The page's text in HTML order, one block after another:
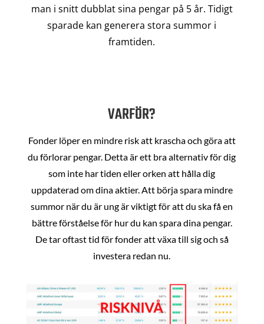
man i snitt dubblat sina pengar på 5 år. Tidigt
sparade kan generera stora summor i
framtiden.
VARFÖR?
Fonder löper en mindre risk att krascha och göra att
du förlorar pengar. Detta är ett bra alternativ för dig
som inte har tiden eller orken att hålla dig
uppdaterad om dina aktier. Att börja spara mindre
summor när du är ung är viktigt för att du ska få en
bättre förståelse för hur du kan spara dina pengar.
De tar oftast tid för fonder att växa till sig och så
investera redan nu.